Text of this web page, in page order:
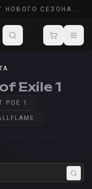
ЛИГА RUNES OF ALDUR — СТАРТ НОВОГО СЕЗОНА POE 2
Exile 1
1